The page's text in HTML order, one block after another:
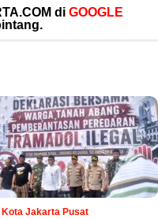
di GOOGLE
Kota Jakarta Pusat